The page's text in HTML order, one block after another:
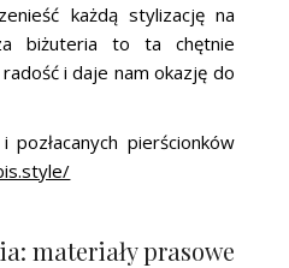
każdą stylizację na
biżuteria to ta chętnie
i daje nam okazję do
pierścionków
materiały prasowe